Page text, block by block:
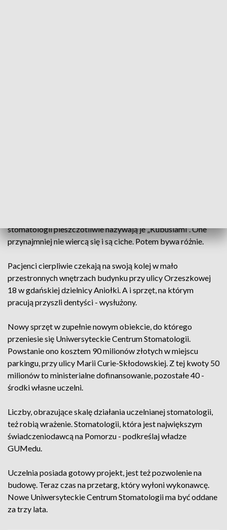
stomatologii pieszczotliwie nazywają je „Kubusiami”. One
przynajmniej nie wiercą się i są ciche. Potem bywa różnie.
Pacjenci cierpliwie czekają na swoją kolej w mało
przestronnych wnętrzach budynku przy ulicy Orzeszkowej
18 w gdańskiej dzielnicy Aniołki. A i sprzęt, na którym
pracują przyszli dentyści - wysłużony.
Nowy sprzęt w zupełnie nowym obiekcie, do którego
przeniesie się Uniwersyteckie Centrum Stomatologii.
Powstanie ono kosztem 90 milionów złotych w miejscu
parkingu, przy ulicy Marii Curie-Skłodowskiej. Z tej kwoty 50
milionów to ministerialne dofinansowanie, pozostałe 40 -
środki własne uczelni.
Liczby, obrazujące skalę działania uczelnianej stomatologii,
też robią wrażenie. Stomatologii, która jest największym
świadczeniodawcą na Pomorzu - podkreślaj władze
GUMedu.
Uczelnia posiada gotowy projekt, jest też pozwolenie na
budowę. Teraz czas na przetarg, który wyłoni wykonawcę.
Nowe Uniwersyteckie Centrum Stomatologii ma być oddane
za trzy lata.